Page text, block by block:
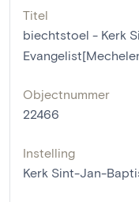
Titel
biechtstoel - Kerk
Objectnummer
22466
Instelling
Kerk Sint-Jan-